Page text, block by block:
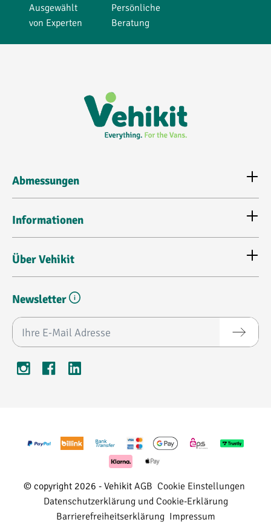
Ausgewählt
von Experten
Persönliche
Beratung
Abmessungen
Informationen
Über Vehikit
Newsletter
E-Mail-Adresse*
© copyright 2026 - VehikitAGB Cookie Einstellungen
Datenschutzerklärung und Cookie-Erklärung
Barrierefreiheitserklärung Impressum